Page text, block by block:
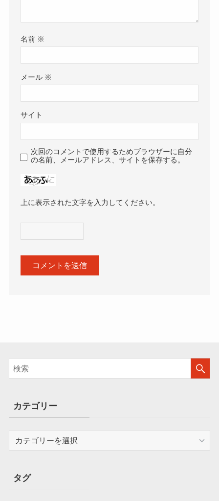
名前 ※
メール ※
サイト
次回のコメントで使用するためブラウザーに自分
の名前、メールアドレス、サイトを保存する。
上に表示された文字を入力してください。
カテゴリー
ー
タグ